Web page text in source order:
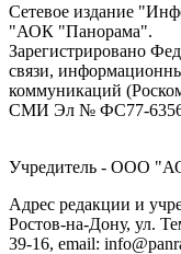
Сетевое издание
"АОК "Панорама".
Зарегистрировано
связи,
коммуникаций
СМИ Эл № ФС77-63561
Учредитель - ООО
Адрес редакции и
Ростов-на-Дону, ул.
39-16, email: